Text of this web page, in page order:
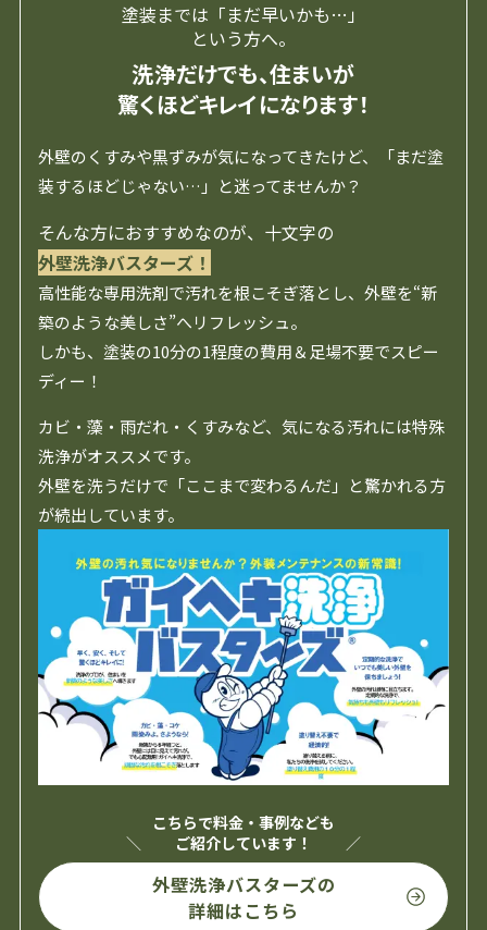
塗装までは「まだ早いかも…」
という方へ。
洗浄だけでも、住まいが
驚くほどキレイになります！
外壁のくすみや黒ずみが気になってきたけど、「まだ塗
装するほどじゃない…」と迷ってませんか？
そんな方におすすめなのが、十文字の
外壁洗浄バスターズ！
高性能な専用洗剤で汚れを根こそぎ落とし、外壁を“新
築のような美しさ”へリフレッシュ。
しかも、塗装の10分の1程度の費用＆足場不要でスピー
ディー！
カビ・藻・雨だれ・くすみなど、気になる汚れには特殊
洗浄がオススメです。
外壁を洗うだけで「ここまで変わるんだ」と驚かれる方
が続出しています。
こちらで料金・事例なども
ご紹介しています！
外壁洗浄バスターズの
詳細はこちら